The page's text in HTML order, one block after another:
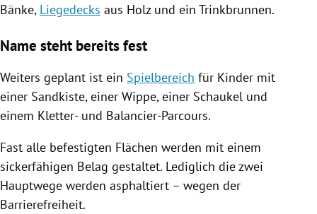
Bänke, Liegedecks aus Holz und ein Trinkbrunnen.
Name steht bereits fest
Weiters geplant ist ein Spielbereich für Kinder mit
einer Sandkiste, einer Wippe, einer Schaukel und
einem Kletter- und Balancier-Parcours.
Fast alle befestigten Flächen werden mit einem
sickerfähigen Belag gestaltet. Lediglich die zwei
Hauptwege werden asphaltiert – wegen der
Barrierefreiheit.